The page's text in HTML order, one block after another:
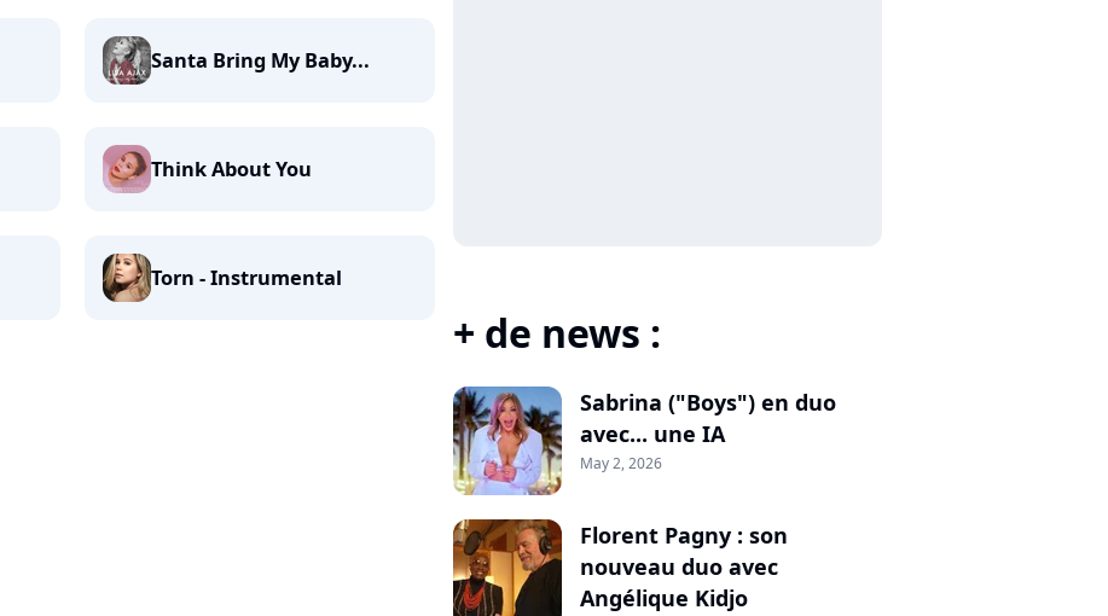
Santa Bring My Baby...
Think About You
Torn - Instrumental
+ de news :
Sabrina ("Boys") en duo
avec... une IA
May 2, 2026
Florent Pagny : son
nouveau duo avec
Angélique Kidjo